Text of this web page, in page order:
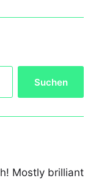
Mostly brilliant